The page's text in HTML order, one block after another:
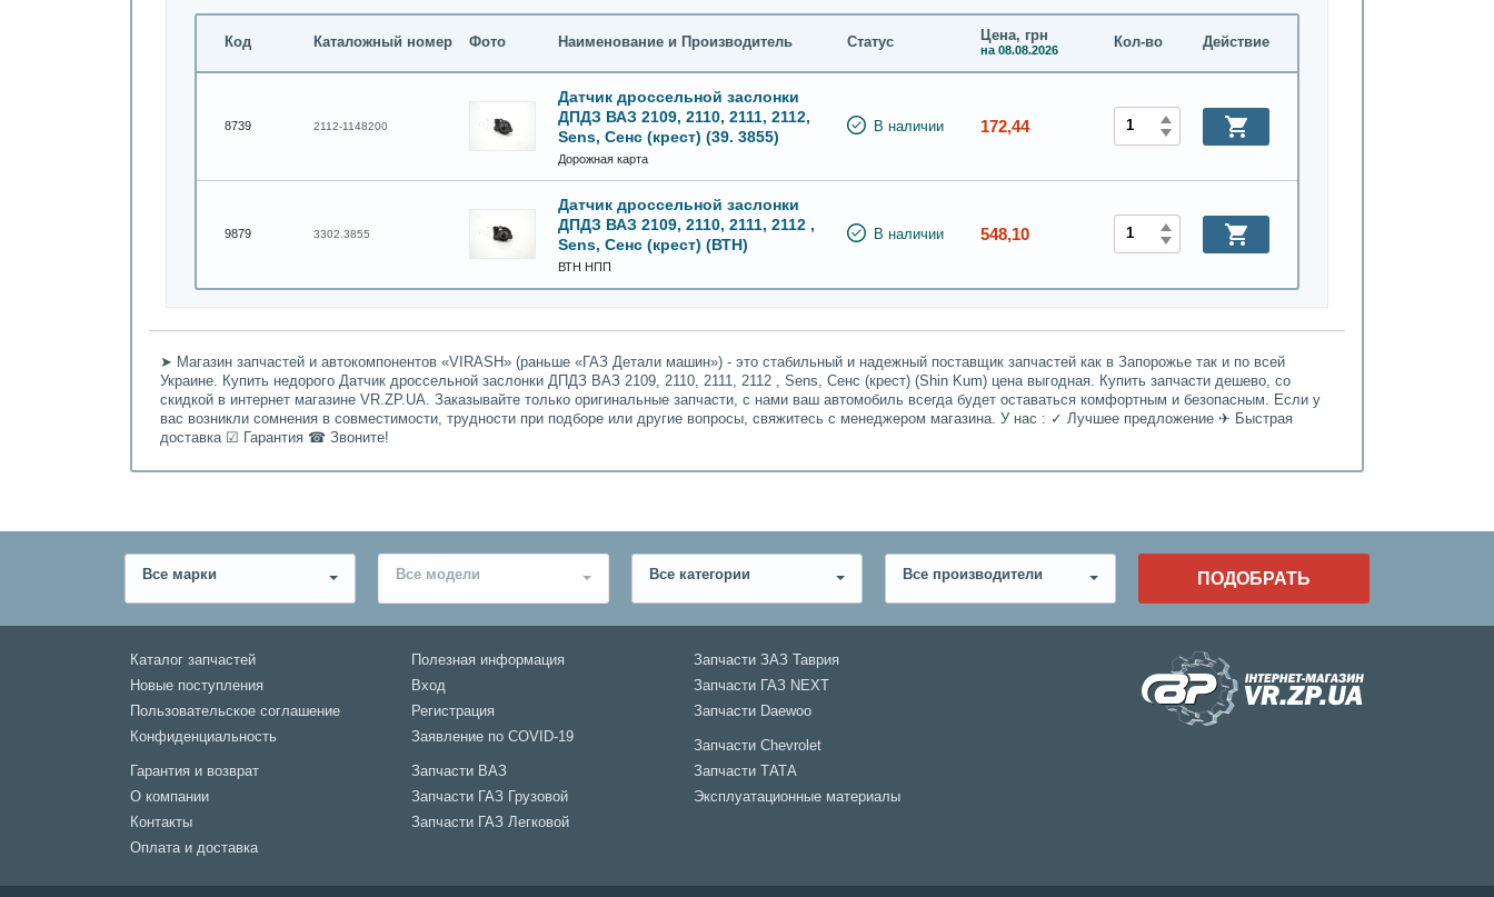
Код Каталожный номер Фото Наименование и Производитель Статус Цена, грн
на 08.08.2026 Кол-во Действие
8739 2112-1148200
Датчик дроссельной заслонки
ДПДЗ ВАЗ 2109, 2110, 2111, 2112,
Sens, Сенс (крест) (39. 3855)
Дорожная карта
В наличии 172,44
9879 3302.3855
Датчик дроссельной заслонки
ДПДЗ ВАЗ 2109, 2110, 2111, 2112 ,
Sens, Сенс (крест) (ВТН)
ВТН НПП
В наличии 548,10
➤ Магазин запчастей и автокомпонентов «VIRASH» (раньше «ГАЗ Детали машин») - это стабильный и надежный поставщик запчастей как в Запорожье так и по всей
Украине. Купить недорого Датчик дроссельной заслонки ДПДЗ ВАЗ 2109, 2110, 2111, 2112 , Sens, Сенс (крест) (Shin Kum) цена выгодная. Купить запчасти дешево, со
скидкой в интернет магазине VR.ZP.UA. Заказывайте только оригинальные запчасти, с нами ваш автомобиль всегда будет оставаться комфортным и безопасным. Если у
вас возникли сомнения в совместимости, трудности при подборе или другие вопросы, свяжитесь с менеджером магазина. У нас : ✓ Лучшее предложение ✈ Быстрая
доставка ☑ Гарантия ☎ Звоните!
Все марки Все модели Все категории Все производители ПОДОБРАТЬ
Каталог запчастей
Новые поступления
Пользовательское соглашение
Конфиденциальность
Гарантия и возврат
О компании
Контакты
Оплата и доставка
Полезная информация
Вход
Регистрация
Заявление по COVID-19
Запчасти ВАЗ
Запчасти ГАЗ Грузовой
Запчасти ГАЗ Легковой
Запчасти ЗАЗ Таврия
Запчасти ГАЗ NEXT
Запчасти Daewoo
Запчасти Chevrolet
Запчасти ТАТА
Эксплуатационные материалы